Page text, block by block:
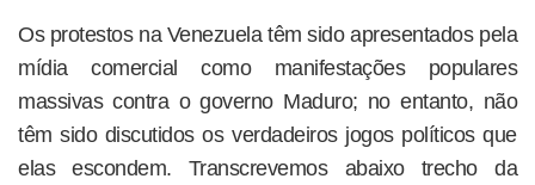
Os protestos na Venezuela têm sido apresentados pela
mídia comercial como manifestações populares
massivas contra o governo Maduro; no entanto, não
têm sido discutidos os verdadeiros jogos políticos que
elas escondem. Transcrevemos abaixo trecho da